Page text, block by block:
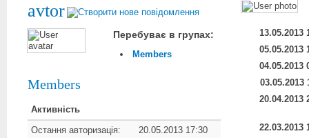
avtor
Перебуває в групах:
Members
Members
Активність
Остання авторизація:
20.05.2013 17:30
13.05.2013
05.05.2013
04.05.2013
03.05.2013
20.04.2013
22.03.2013